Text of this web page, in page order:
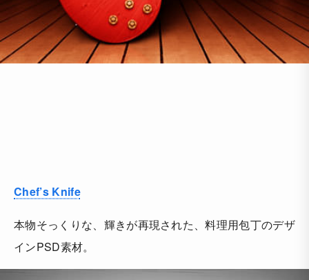
Chef’s Knife
本物そっくりな、輝きが再現された、料理用包丁のデザ
インPSD素材。